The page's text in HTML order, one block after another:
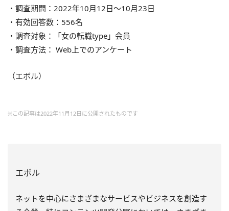
・調査期間：2022年10月12日～10月23日
・有効回答数：556名
・調査対象：「女の転職type」会員
・調査方法： Web上でのアンケート
（エボル）
※この記事は2022年11月12日に公開されたものです
エボル
ネットを中心にさまざまなサービスやビジネスを創造す